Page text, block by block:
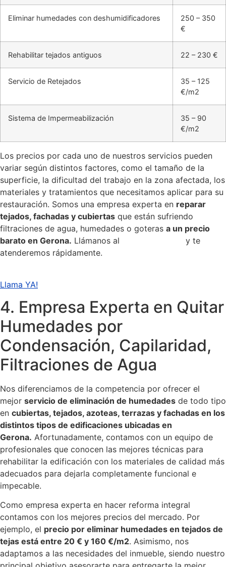
Eliminar humedades con deshumidificadores
250 – 350
€
Rehabilitar tejados antiguos 22 – 230 €
Servicio de Retejados
35 – 125
€/m2
Sistema de Impermeabilización
35 – 90
€/m2
Los precios por cada uno de nuestros servicios pueden
variar según distintos factores, como el tamaño de la
superficie, la dificultad del trabajo en la zona afectada, los
materiales y tratamientos que necesitamos aplicar para su
restauración. Somos una empresa experta en reparar
tejados, fachadas y cubiertas que están sufriendo
filtraciones de agua, humedades o goteras a un precio
barato en Gerona. Llámanos al
y te
atenderemos rápidamente.
Llama YA!
4. Empresa Experta en Quitar
Humedades por
Condensación, Capilaridad,
Filtraciones de Agua
Nos diferenciamos de la competencia por ofrecer el
mejor servicio de eliminación de humedades de todo tipo
en cubiertas, tejados, azoteas, terrazas y fachadas en los
distintos tipos de edificaciones ubicadas en
Gerona. Afortunadamente, contamos con un equipo de
profesionales que conocen las mejores técnicas para
rehabilitar la edificación con los materiales de calidad más
adecuados para dejarla completamente funcional e
impecable.
Como empresa experta en hacer reforma integral
contamos con los mejores precios del mercado. Por
ejemplo, el precio por eliminar humedades en tejados de
tejas está entre 20 € y 160 €/m2. Asimismo, nos
adaptamos a las necesidades del inmueble, siendo nuestro